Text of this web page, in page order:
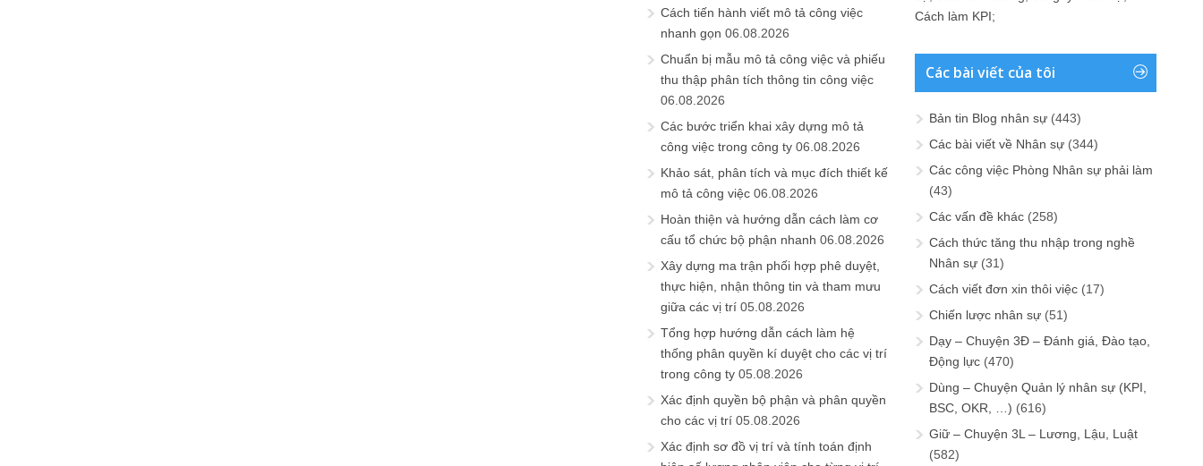
Cách tiến hành viết mô tả công việc
nhanh gọn 06.08.2026
Chuẩn bị mẫu mô tả công việc và phiếu
thu thập phân tích thông tin công việc
06.08.2026
Các bước triển khai xây dựng mô tả
công việc trong công ty 06.08.2026
Khảo sát, phân tích và mục đích thiết kế
mô tả công việc 06.08.2026
Hoàn thiện và hướng dẫn cách làm cơ
cấu tổ chức bộ phận nhanh 06.08.2026
Xây dựng ma trận phối hợp phê duyệt,
thực hiện, nhận thông tin và tham mưu
giữa các vị trí 05.08.2026
Tổng hợp hướng dẫn cách làm hệ
thống phân quyền kí duyệt cho các vị trí
trong công ty 05.08.2026
Xác định quyền bộ phận và phân quyền
cho các vị trí 05.08.2026
Xác định sơ đồ vị trí và tính toán định
Cách làm KPI;
Các bài viết của tôi
Bản tin Blog nhân sự (443)
Các bài viết về Nhân sự (344)
Các công việc Phòng Nhân sự phải làm
(43)
Các vấn đề khác (258)
Cách thức tăng thu nhập trong nghề
Nhân sự (31)
Cách viết đơn xin thôi việc (17)
Chiến lược nhân sự (51)
Dạy – Chuyện 3Đ – Đánh giá, Đào tạo,
Động lực (470)
Dùng – Chuyện Quản lý nhân sự (KPI,
BSC, OKR, …) (616)
Giữ – Chuyện 3L – Lương, Lậu, Luật
(582)